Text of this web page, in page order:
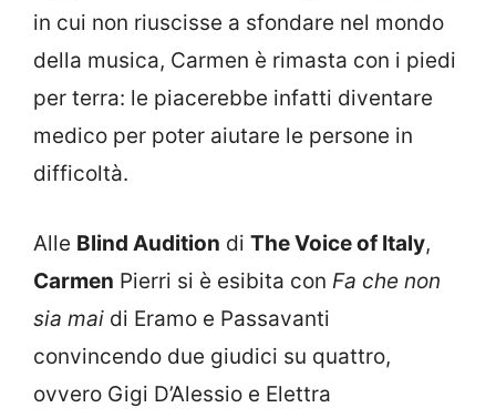
in cui non riuscisse a sfondare nel mondo
della musica, Carmen è rimasta con i piedi
per terra: le piacerebbe infatti diventare
medico per poter aiutare le persone in
difficoltà.
Alle Blind Audition di The Voice of Italy,
Carmen Pierri si è esibita con Fa che non
sia mai di Eramo e Passavanti
convincendo due giudici su quattro,
ovvero Gigi D’Alessio e Elettra